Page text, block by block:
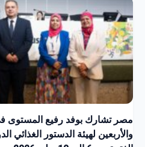
مصر تشارك بوفد رفيع المستوى
والأربعين لهيئة الدستور الغذائي